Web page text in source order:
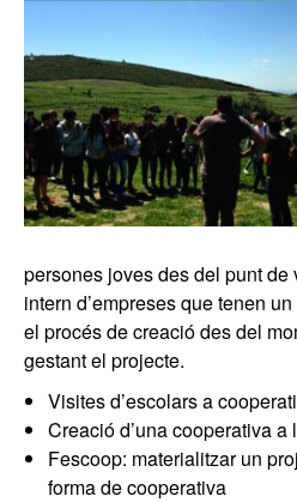
persones joves des del punt
intern d’empreses que tenen
el procés de creació des del
gestant el projecte.
Visites d’escolars a
Creació d’una cooperativa a
Fescoop: materialitzar un
forma de cooperativa